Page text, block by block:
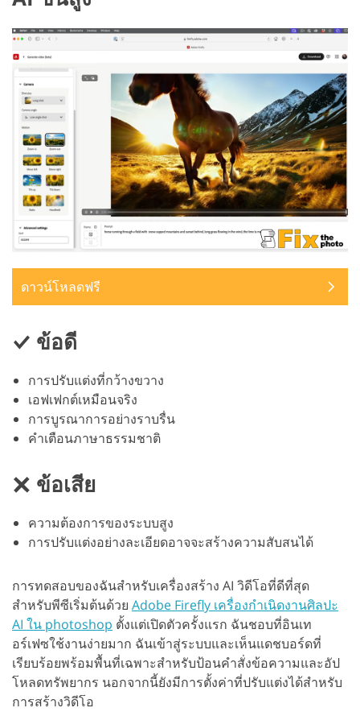
ดาวน์โหลดฟรี
ข้อดี
การปรับแต่งที่กว้างขวาง
เอฟเฟกต์เหมือนจริง
การบูรณาการอย่างราบรื่น
คำเตือนภาษาธรรมชาติ
ข้อเสีย
ความต้องการของระบบสูง
การปรับแต่งอย่างละเอียดอาจจะสร้างความสับสนได้
การทดสอบของฉันสำหรับเครื่องสร้าง AI วิดีโอที่ดีที่สุด
สำหรับพีซีเริ่มต้นด้วย Adobe Firefly เครื่องกำเนิดงานศิลปะ
AI ใน photoshop ตั้งแต่เปิดตัวครั้งแรก ฉันชอบที่อินเท
อร์เฟซใช้งานง่ายมาก ฉันเข้าสู่ระบบและเห็นแดชบอร์ดที่
เรียบร้อยพร้อมพื้นที่เฉพาะสำหรับป้อนคำสั่งข้อความและอัป
โหลดทรัพยากร นอกจากนี้ยังมีการตั้งค่าที่ปรับแต่งได้สำหรับ
การสร้างวิดีโอ